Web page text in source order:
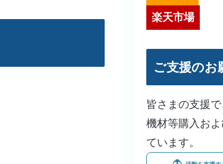
楽天市場
ご支援のお
皆さまの支援
機材等購入お
ています。